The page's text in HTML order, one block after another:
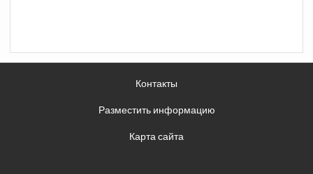
Контакты
Разместить информацию
Карта сайта